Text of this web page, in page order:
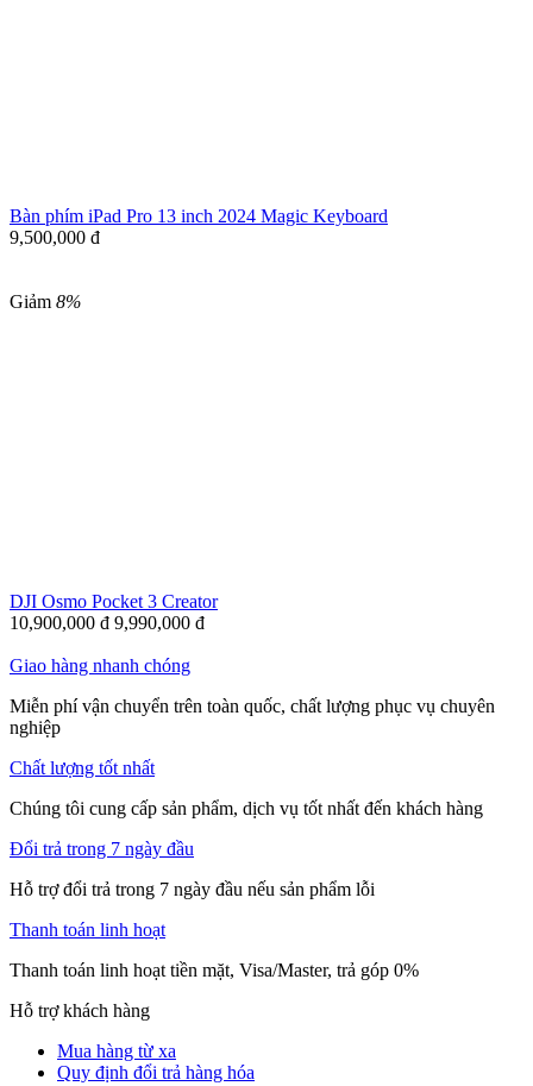
Bàn phím iPad Pro 13 inch 2024 Magic Keyboard
9,500,000 đ
Giảm 8%
DJI Osmo Pocket 3 Creator
10,900,000 đ 9,990,000 đ
Giao hàng nhanh chóng
Miễn phí vận chuyển trên toàn quốc, chất lượng phục vụ chuyên
nghiệp
Chất lượng tốt nhất
Chúng tôi cung cấp sản phẩm, dịch vụ tốt nhất đến khách hàng
Đổi trả trong 7 ngày đầu
Hỗ trợ đổi trả trong 7 ngày đầu nếu sản phẩm lỗi
Thanh toán linh hoạt
Thanh toán linh hoạt tiền mặt, Visa/Master, trả góp 0%
Hỗ trợ khách hàng
Mua hàng từ xa
Quy định đổi trả hàng hóa